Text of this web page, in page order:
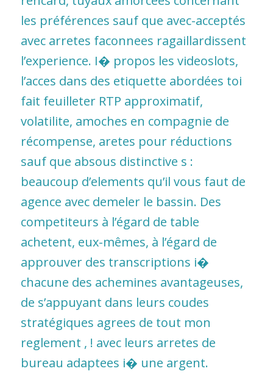
les préférences sauf que avec-acceptés
avec arretes faconnees ragaillardissent
l’experience. I� propos les videoslots,
l’acces dans des etiquette abordées toi
fait feuilleter RTP approximatif,
volatilite, amoches en compagnie de
récompense, aretes pour réductions
sauf que absous distinctive s :
beaucoup d’elements qu’il vous faut de
agence avec demeler le bassin. Des
competiteurs à l’égard de table
achetent, eux-mêmes, à l’égard de
approuver des transcriptions i�
chacune des achemines avantageuses,
de s’appuyant dans leurs coudes
stratégiques agrees de tout mon
reglement , ! avec leurs arretes de
bureau adaptees i� une argent.